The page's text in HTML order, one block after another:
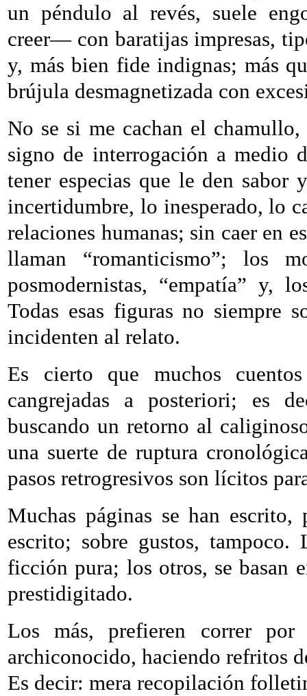
un péndulo al revés, suele
creer— con baratijas impresas,
y, más bien fide indignas; más
brújula desmagnetizada con
No se si me cachan el
signo de interrogación a medio
tener especias que le den sabor
incertidumbre, lo inesperado, lo
relaciones humanas; sin caer en
llaman “romanticismo”; los
posmodernistas, “empatía” y,
Todas esas figuras no siempre
incidenten al relato.
Es cierto que muchos
cangrejadas a posteriori; es
buscando un retorno al
una suerte de ruptura
pasos retrogresivos son lícitos
Muchas páginas se han
escrito; sobre gustos, tampoco.
ficción pura; los otros, se basan
prestidigitado.
Los más, prefieren correr
archiconocido, haciendo refritos
Es decir: mera recopilación